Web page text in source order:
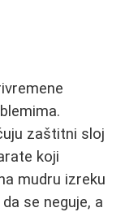
zaštitni sloj
koji
mudru izreku
se neguje, a